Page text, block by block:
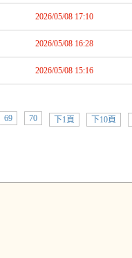
2026/05/08 17:10
2026/05/08 16:28
2026/05/08 15:16
69 70 下1頁 下10頁